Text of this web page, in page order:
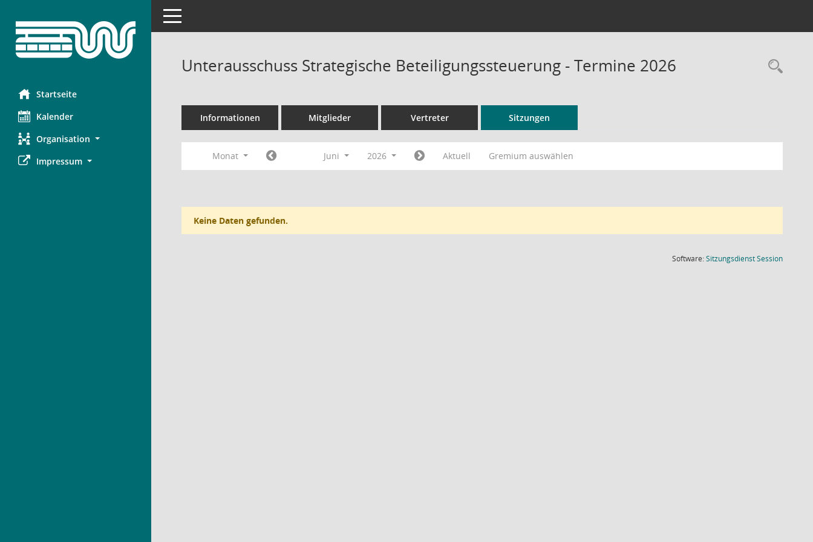
Startseite
Kalender
Organisation
Impressum
Toggle navigation
Unterausschuss Strategische Beteiligungssteuerung - Termine 2026
Informationen Mitglieder Vertreter Sitzungen
Monat Juni 2026 Aktuell Gremium auswählen
Keine Daten gefunden.
Software:SitzungsdienstSession(Wird in